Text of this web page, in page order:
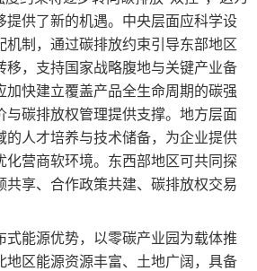
提供了新的机遇。中央层面应科学设
机制，通过碳排放约束引导东部地区
移，支持国家战略腹地与关键产业备
加快建立覆盖产品全生命周期的碳强
与碳排放权管理提供支撑。地方层面
的人才培养与技术储备，为企业提供
化营商软环境。东西部地区可共同探
共享、合作政策共建、碳排放权交易
式能源优势，以零碳产业园为载体推
地区能源资源丰富、土地广阔，具备